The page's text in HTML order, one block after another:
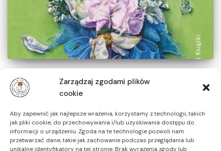
Zarządzaj zgodami plików
cookie
Aby zapewnić jak najlepsze wrażenia, korzystamy z technologii, takich
jak pliki cookie, do przechowywania i/lub uzyskiwania dostępu do
informacji o urządzeniu. Zgoda na te technologie pozwoli nam
przetwarzać dane, takie jak zachowanie podczas przeglądania lub
unikalne identyfikatory na tej stronie. Brak wyrażenia zgody lub
RECENZENTKI POLECAJĄ
Wolny taniec – Rainbow
Rowell
Współpraca z Wydawnictwem Świat Książki
PrzezAleks Makulska, 7 miesięcytemu